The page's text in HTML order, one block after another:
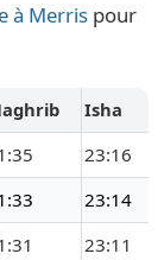
à Merris pour
Isha
23:16
23:14
23:11